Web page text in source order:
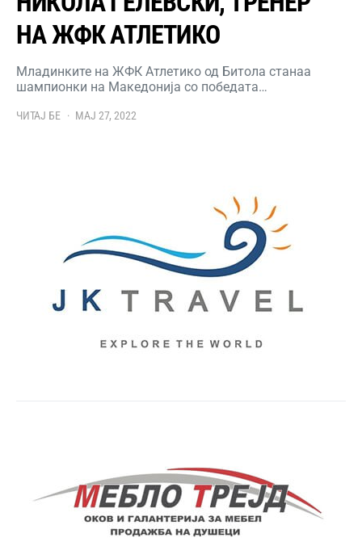
НА ЖФК АТЛЕТИКО
Младинките на ЖФК Атлетико од Битола станаа
шампионки на Македонија со победата…
ЧИТАЈ БЕ МАЈ 27, 2022